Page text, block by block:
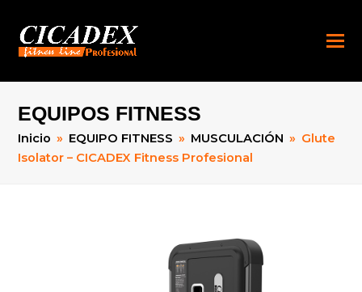
EQUIPOS FITNESS
Inicio » EQUIPO FITNESS » MUSCULACIÓN » Glute
Isolator – CICADEX Fitness Profesional